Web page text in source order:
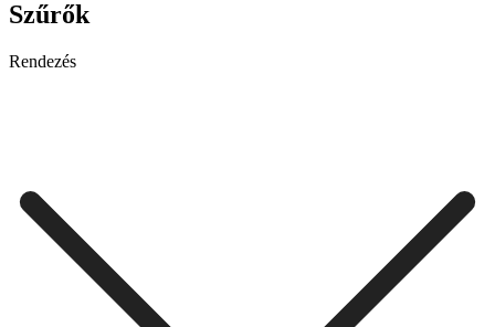
Szűrők
Rendezés